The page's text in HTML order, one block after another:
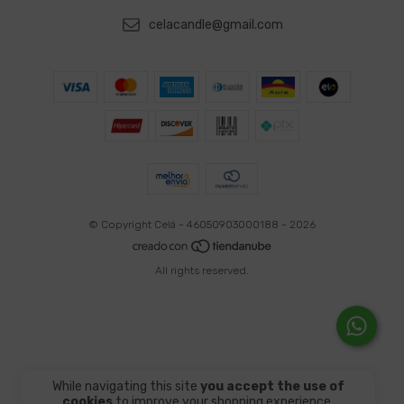
While navigating this site you accept the use of
celacandle@gmail.com
© Copyright Celá - 46050903000188 - 2026
All rights reserved.